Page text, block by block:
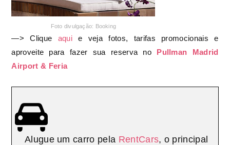
Foto divulgação: Booking
—> Clique aquie veja fotos, tarifas promocionais e
aproveite para fazer sua reserva no Pullman Madrid
Airport & Feria
Alugue um carro pela RentCars, o principal